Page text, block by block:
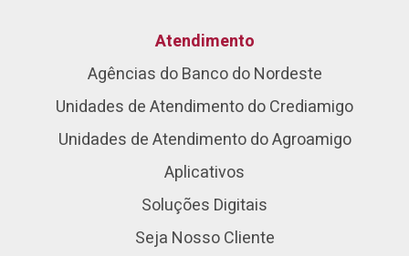
Atendimento
Agências do Banco do Nordeste
Unidades de Atendimento do Crediamigo
Unidades de Atendimento do Agroamigo
Aplicativos
Soluções Digitais
Seja Nosso Cliente